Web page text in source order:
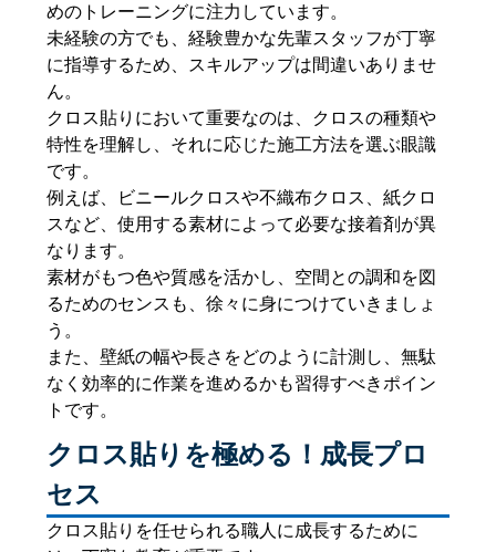
めのトレーニングに注力しています。
未経験の方でも、経験豊かな先輩スタッフが丁寧
に指導するため、スキルアップは間違いありませ
ん。
クロス貼りにおいて重要なのは、クロスの種類や
特性を理解し、それに応じた施工方法を選ぶ眼識
です。
例えば、ビニールクロスや不織布クロス、紙クロ
スなど、使用する素材によって必要な接着剤が異
なります。
素材がもつ色や質感を活かし、空間との調和を図
るためのセンスも、徐々に身につけていきましょ
う。
また、壁紙の幅や長さをどのように計測し、無駄
なく効率的に作業を進めるかも習得すべきポイン
トです。
クロス貼りを極める！成長プロ
セス
クロス貼りを任せられる職人に成長するために